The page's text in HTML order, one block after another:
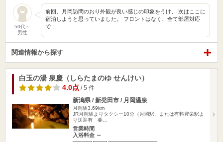
50代～
男性
前回、月岡訪問のおり外観が良い感じの印象をうけ、 次はここに
宿泊しようと思っていました。 フロントはなく、全て部屋対応
で…
関連情報から探す
白玉の湯 泉慶（しらたまのゆ せんけい）
4.0点 / 5 件
新潟県 / 新発田市 / 月岡温泉
月岡駅3.69km
JR月岡駅よりタクシー10分（月岡駅、または有料豊栄駅よ
り送迎有 要…
営業時間
入浴料金 ～